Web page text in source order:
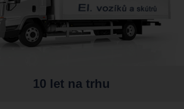
10 let na trhu